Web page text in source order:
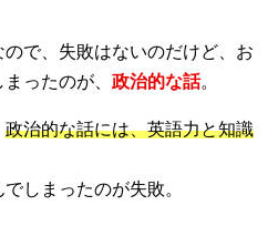
で、失敗はないのだけど、お
ったのが、 政治的な話。
政治的な話には、英語力と知識
しまったのが失敗。